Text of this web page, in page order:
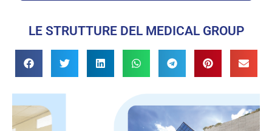
LE STRUTTURE DEL MEDICAL GROUP